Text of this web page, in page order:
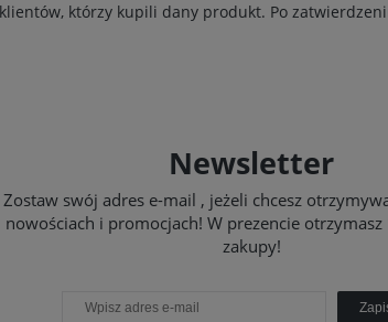
którzy kupili dany produkt. Po
Newsletter
Zostaw swój adres e-mail , jeżeli chcesz
nowościach i promocjach! W prezencie otrzymasz
zakupy!